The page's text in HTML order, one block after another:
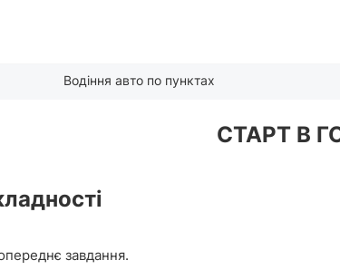
Водіння авто по пунктах
СТАРТ В
завдання.